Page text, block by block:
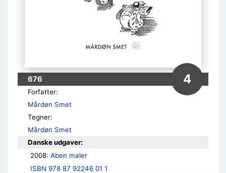
676 4
Forfatter:
Mårdøn Smet
Tegner:
Mårdøn Smet
Danske udgaver:
2008: Aben maler
ISBN 978 87 92246 01 1